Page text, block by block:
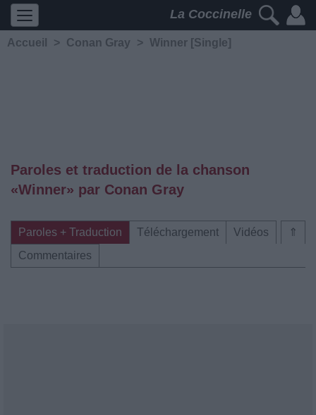
La Coccinelle
Accueil > Conan Gray > Winner [Single]
Paroles et traduction de la chanson
«Winner» par Conan Gray
⇑
Paroles + Traduction Téléchargement
Vidéos
Commentaires